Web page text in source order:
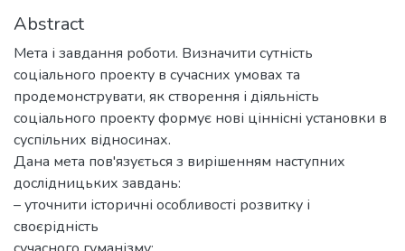
Abstract
Мета і завдання роботи. Визначити сутність
соціального проекту в сучасних умовах та
продемонструвати, як створення і діяльність
соціального проекту формує нові ціннісні установки в
суспільних відносинах.
Дана мета пов'язується з вирішенням наступних
дослідницьких завдань:
– уточнити історичні особливості розвитку і
своєрідність